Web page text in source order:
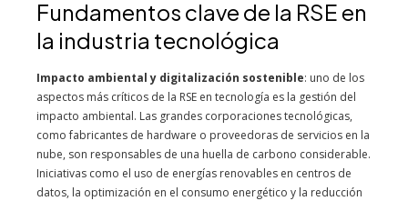
Fundamentos clave de la RSE en
la industria tecnológica
Impacto ambiental y digitalización sostenible: uno de los
aspectos más críticos de la RSE en tecnología es la gestión del
impacto ambiental. Las grandes corporaciones tecnológicas,
como fabricantes de hardware o proveedoras de servicios en la
nube, son responsables de una huella de carbono considerable.
Iniciativas como el uso de energías renovables en centros de
datos, la optimización en el consumo energético y la reducción